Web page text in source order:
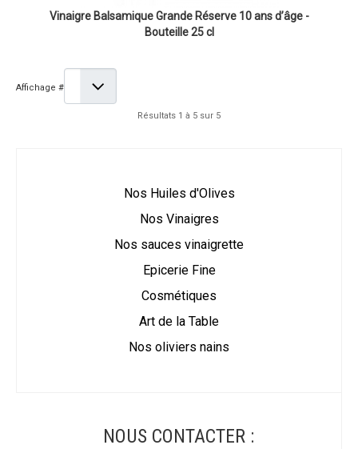
Vinaigre Balsamique Grande Réserve 10 ans d’âge -
Bouteille 25 cl
Affichage #
Résultats 1 à 5 sur 5
Nos Huiles d'Olives
Nos Vinaigres
Nos sauces vinaigrette
Epicerie Fine
Cosmétiques
Art de la Table
Nos oliviers nains
NOUS CONTACTER :